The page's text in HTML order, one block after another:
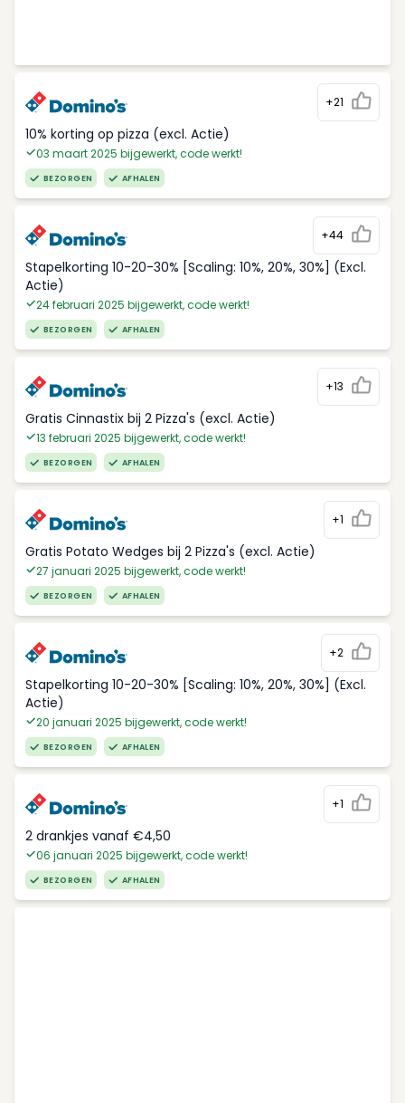
+21
10% korting op pizza (excl. Actie)
03 maart 2025 bijgewerkt, code werkt!
BEZORGEN AFHALEN
+44
Stapelkorting 10-20-30% [Scaling: 10%, 20%, 30%] (Excl.
Actie)
24 februari 2025 bijgewerkt, code werkt!
BEZORGEN AFHALEN
+13
Gratis Cinnastix bij 2 Pizza's (excl. Actie)
13 februari 2025 bijgewerkt, code werkt!
BEZORGEN AFHALEN
+1
Gratis Potato Wedges bij 2 Pizza's (excl. Actie)
27 januari 2025 bijgewerkt, code werkt!
BEZORGEN AFHALEN
+2
Stapelkorting 10-20-30% [Scaling: 10%, 20%, 30%] (Excl.
Actie)
20 januari 2025 bijgewerkt, code werkt!
BEZORGEN AFHALEN
+1
2 drankjes vanaf €4,50
06 januari 2025 bijgewerkt, code werkt!
BEZORGEN AFHALEN